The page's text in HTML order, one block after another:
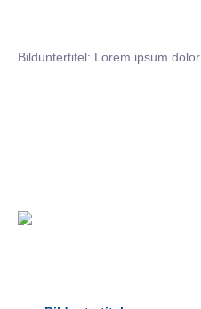
Bilduntertitel: Lorem ipsum dolor